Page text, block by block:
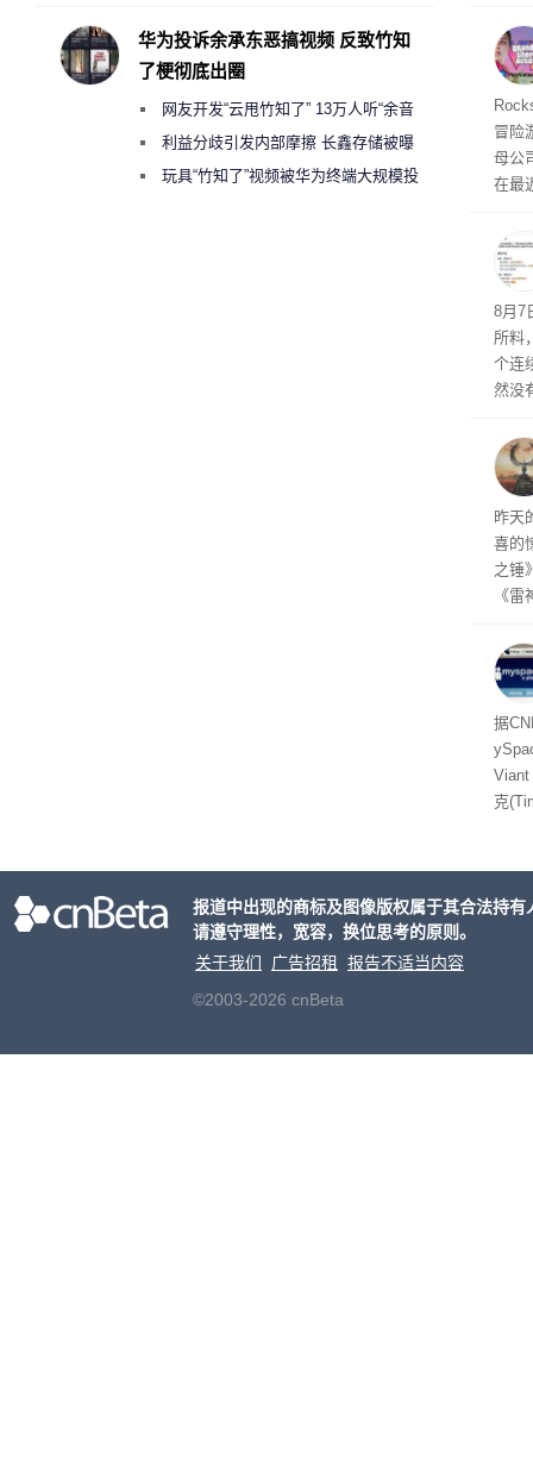
和
命令
起
防御
气将
发效
期
冒险
母公
在最
ss
悄
8月7
所料
个连
然没
有
着——
线
昨天
喜的
之锤
《
ox
出震
据
Viant
克
算法
华为投诉余承东恶搞视频 反致竹知
了梗彻底出圈
网友开发“云甩竹知了” 13万人听“余音
绕梁”利益分歧引发内部摩擦 长鑫存储被曝
曾将华为驻场工程师驱逐出研发基地
玩具“竹知了”视频被华为终端大规模投
报道中出现的商标及图像版权属于其合法持
请遵守理性，宽容，换位思考的原则。
关于我们
广告招租
报告不适当内容
©2003-2026 cnBeta